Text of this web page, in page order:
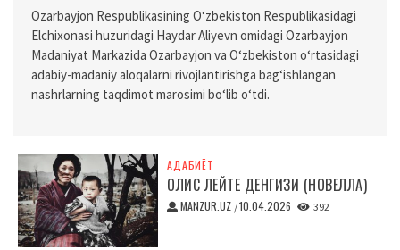
Ozarbayjon Respublikasining O‘zbekiston Respublikasidagi
Elchixonasi huzuridagi Haydar Aliyevn omidagi Ozarbayjon
Madaniyat Markazida Ozarbayjon va O‘zbekiston o‘rtasidagi
adabiy-madaniy aloqalarni rivojlantirishga bag‘ishlangan
nashrlarning taqdimot marosimi bo‘lib o‘tdi.
АДАБИЁТ
ОЛИС ЛЕЙТЕ ДЕНГИЗИ (НОВЕЛЛА)
MANZUR.UZ /10.04.2026 392